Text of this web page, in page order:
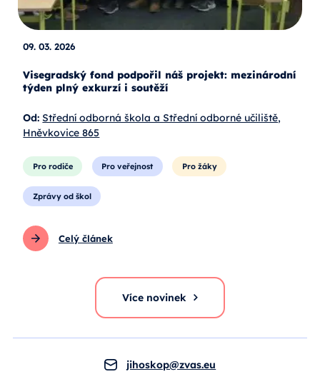
09. 03. 2026
Visegradský fond podpořil náš projekt: mezinárodní
týden plný exkurzí i soutěží
Od: Střední odborná škola a Střední odborné učiliště,
Hněvkovice 865
Pro rodiče Pro veřejnost Pro žáky
Zprávy od škol
Celý článek
Více novinek
jihoskop@zvas.eu